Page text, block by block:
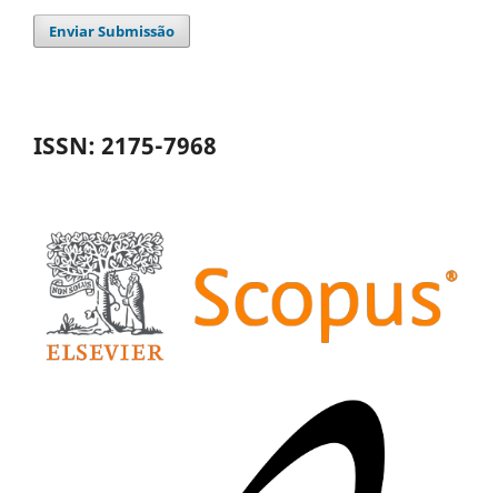
Enviar Submissão
ISSN: 2175-7968